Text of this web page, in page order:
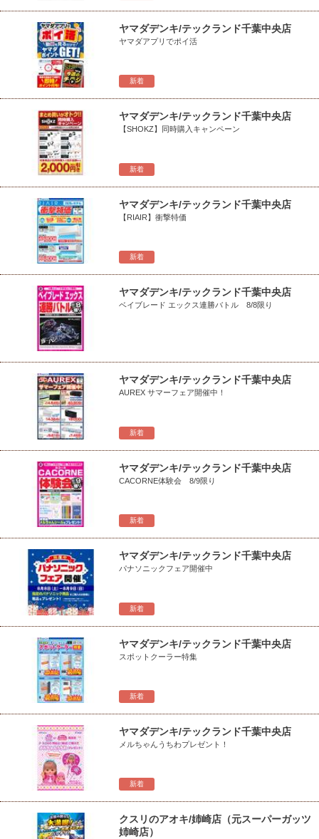
新着
ヤマダデンキ/テックランド千葉中央店
ヤマダアプリでポイ活
新着
ヤマダデンキ/テックランド千葉中央店
【SHOKZ】同時購入キャンペーン
新着
ヤマダデンキ/テックランド千葉中央店
【RIAIR】衝撃特価
ヤマダデンキ/テックランド千葉中央店
ベイブレード エックス連勝バトル 8/8限り
新着
ヤマダデンキ/テックランド千葉中央店
AUREX サマーフェア開催中！
新着
ヤマダデンキ/テックランド千葉中央店
CACORNE体験会 8/9限り
新着
ヤマダデンキ/テックランド千葉中央店
パナソニックフェア開催中
新着
ヤマダデンキ/テックランド千葉中央店
スポットクーラー特集
新着
ヤマダデンキ/テックランド千葉中央店
メルちゃんうちわプレゼント！
クスリのアオキ/姉崎店（元スーパーガッツ
姉崎店）